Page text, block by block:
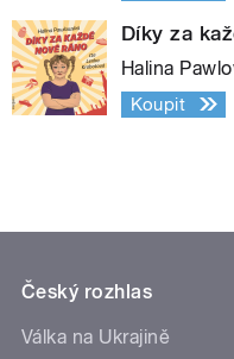
Díky za
Halina
Koupit
Český rozhlas
Válka na Ukrajině